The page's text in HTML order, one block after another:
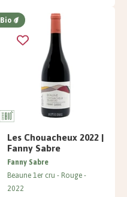
Bio
Les Chouacheux 2022 |
Fanny Sabre
Fanny Sabre
Beaune 1er cru Rouge
2022